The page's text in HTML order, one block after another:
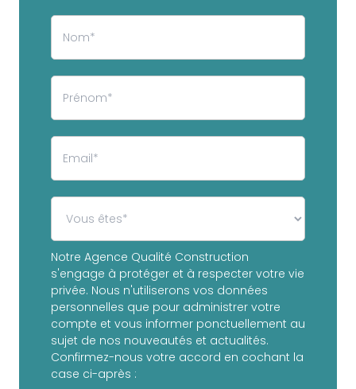
Notre Agence Qualité Construction
s'engage à protéger et à respecter votre vie
privée. Nous n'utiliserons vos données
personnelles que pour administrer votre
compte et vous informer ponctuellement au
sujet de nos nouveautés et actualités.
Confirmez-nous votre accord en cochant la
case ci-après :